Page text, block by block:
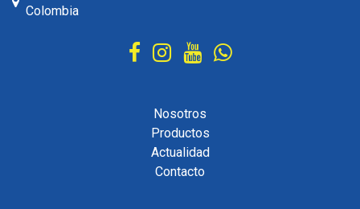
Colombia
Nosotros
Productos
Actualidad
Contacto